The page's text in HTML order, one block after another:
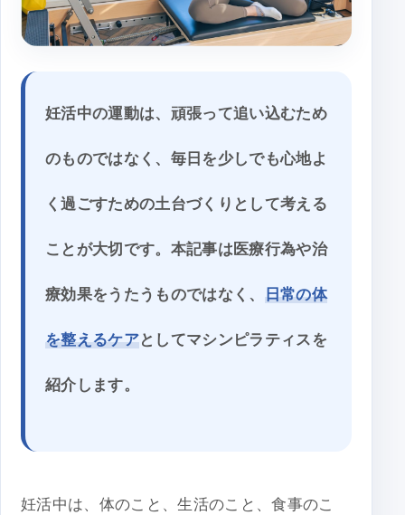
妊活中の運動は、頑張って追い込むため
のものではなく、毎日を少しでも心地よ
く過ごすための土台づくりとして考える
ことが大切です。本記事は医療行為や治
療効果をうたうものではなく、 日常の体
を整えるケアとしてマシンピラティスを
紹介します。
妊活中は、体のこと、生活のこと、食事のこ